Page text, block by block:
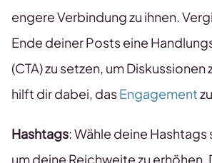
engere Verbindung zu ihnen.
Ende deiner Posts eine
(CTA) zu setzen, um Diskussionen
hilft dir dabei, dasEngagement
Hashtags: Wähle deine
um deine Reichweite zu erhöhen.